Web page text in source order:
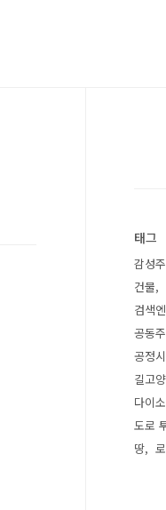
태그
감성
건물
검색
공동
공정
길고
다이소
도로
땅